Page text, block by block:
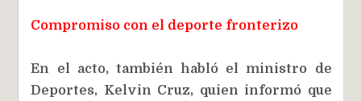
Compromiso con el deporte fronterizo
En el acto, también habló el ministro de
Deportes, Kelvin Cruz, quien informó que